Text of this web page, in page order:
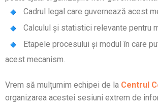
Cadrul legal care guvernează acest
Calculul și statistici relevante pentru
Etapele procesului și modul în care
acest mecanism.
Vrem să mulțumim echipei de la Centrul
organizarea acestei sesiuni extrem de